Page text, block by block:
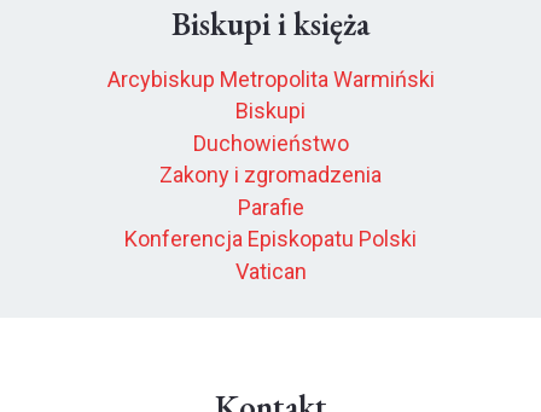
Biskupi i księża
Arcybiskup Metropolita Warmiński
Biskupi
Duchowieństwo
Zakony i zgromadzenia
Parafie
Konferencja Episkopatu Polski
Vatican